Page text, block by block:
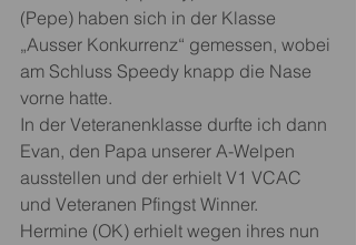
(Pepe) haben sich in der Klasse
„Ausser Konkurrenz“ gemessen, wobei
am Schluss Speedy knapp die Nase
vorne hatte.
In der Veteranenklasse durfte ich dann
Evan, den Papa unserer A-Welpen
ausstellen und der erhielt V1 VCAC
und Veteranen Pfingst Winner.
Hermine (OK) erhielt wegen ihres nun